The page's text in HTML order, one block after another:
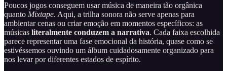
Poucos jogos conseguem usar música de maneira tão orgânica
quanto Mixtape. Aqui, a trilha sonora não serve apenas para
ambientar cenas ou criar emoção em momentos específicos: as
músicas literalmente conduzem a narrativa. Cada faixa escolhida
parece representar uma fase emocional da história, quase como se
estivéssemos ouvindo um álbum cuidadosamente organizado para
nos levar por diferentes estados de espírito.